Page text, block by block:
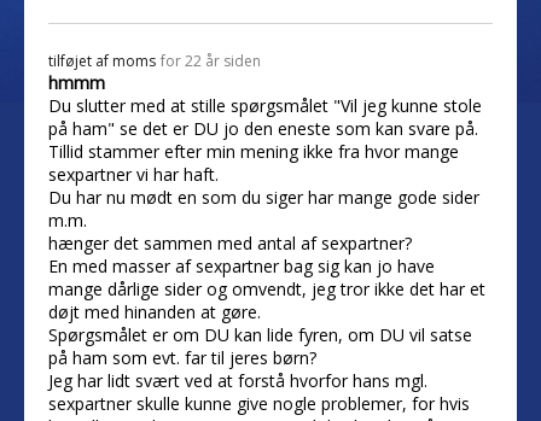
tilføjet af moms for 22 år siden
hmmm
Du slutter med at stille spørgsmålet "Vil jeg kunne stole
på ham" se det er DU jo den eneste som kan svare på.
Tillid stammer efter min mening ikke fra hvor mange
sexpartner vi har haft.
Du har nu mødt en som du siger har mange gode sider
m.m.
hænger det sammen med antal af sexpartner?
En med masser af sexpartner bag sig kan jo have
mange dårlige sider og omvendt, jeg tror ikke det har et
døjt med hinanden at gøre.
Spørgsmålet er om DU kan lide fyren, om DU vil satse
på ham som evt. far til jeres børn?
Jeg har lidt svært ved at forstå hvorfor hans mgl.
sexpartner skulle kunne give nogle problemer, for hvis